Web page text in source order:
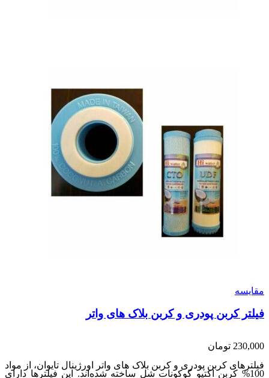
مقایسه
فیلتر کربن پودری و کربن بلاک های واتر
230,000 تومان
فیلترهای کربن پودری و کربن بلاک های واتر اورژینال تایوان، از مواد
100% کربن اکتیو کوکونات شل ساخته شده‌اند. این فیلترها دارای